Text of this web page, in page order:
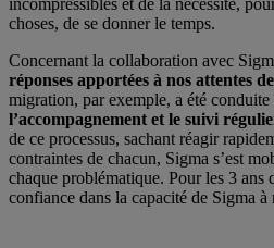
choses, de se donner le temps.
Concernant la collaboration avec
réponses apportées à nos attentes
migration, par exemple, a été conduite
l’accompagnement et le suivi
de ce processus, sachant réagir
contraintes de chacun, Sigma s’est
chaque problématique. Pour les 3
confiance dans la capacité de Sigma à